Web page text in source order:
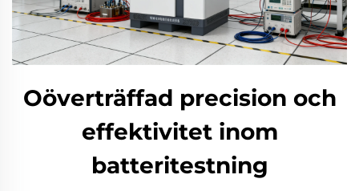
Oöverträffad precision och
effektivitet inom
batteritestning